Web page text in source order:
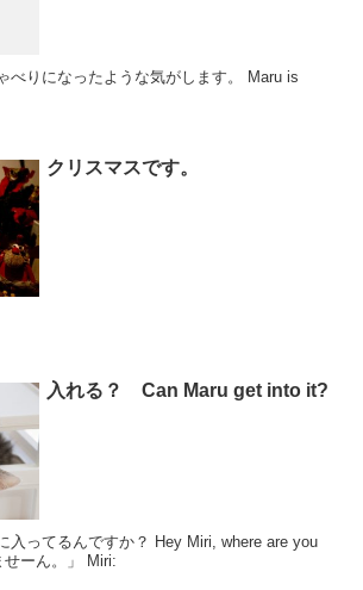
べりになったような気がします。 Maru is
クリスマスです。
入れる？ Can Maru get into it?
入ってるんですか？ Hey Miri, where are you
せーん。」 Miri: